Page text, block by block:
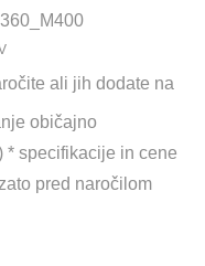
ali jih dodate na
običajno
* specifikacije in cene
pred naročilom